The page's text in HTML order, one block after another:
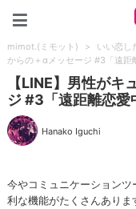
mimot.(ミモット) > いい恋し
からの＋αメッセージ #3「遠距
【LINE】男性が
ジ #3「遠距離恋愛
Hanako Iguchi
今やコミュニケーション
利な機能がたくさんあり